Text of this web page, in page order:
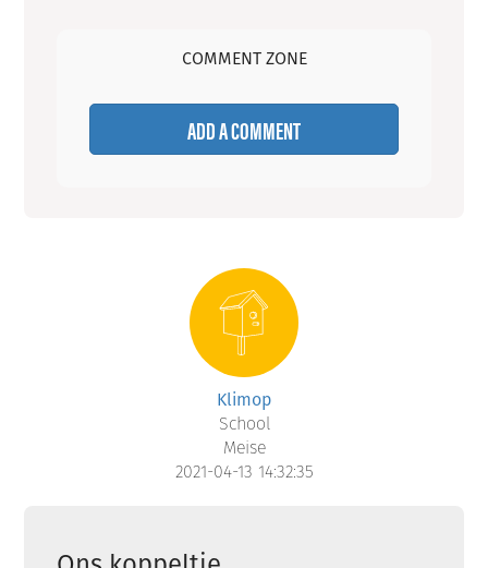
COMMENT ZONE
ADD A COMMENT
Klimop
School
Meise
2021-04-13 14:32:35